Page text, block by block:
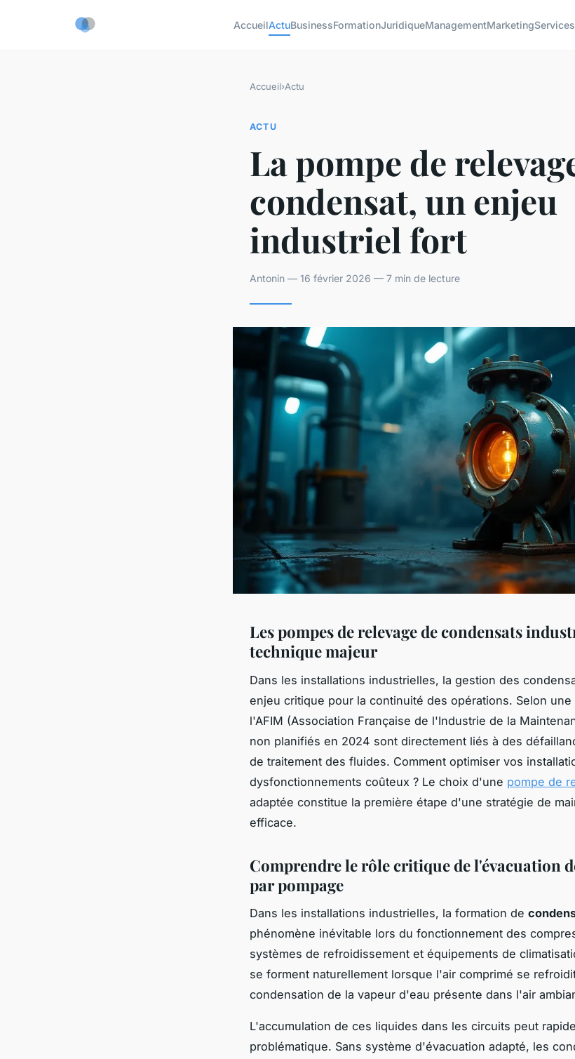
AccueilActuBusinessFormationJuridiqueManagementMarketingServices
Accueil›Actu
ACTU
La pompe de
condensat, un enjeu
industriel fort
Antonin — 16 février 2026 — 7 min de lecture
Les pompes de relevage de condensats
technique majeur
Dans les installations industrielles, la gestion des
enjeu critique pour la continuité des opérations. Selon
l'AFIM (Association Française de l'Industrie de la
non planifiés en 2024 sont directement liés à des
de traitement des fluides. Comment optimiser vos
dysfonctionnements coûteux ? Le choix d'une pompe de
adaptée constitue la première étape d'une stratégie de
efficace.
Comprendre le rôle critique de l'évacuation
par pompage
Dans les installations industrielles, la formation de
phénomène inévitable lors du fonctionnement des
systèmes de refroidissement et équipements de
se forment naturellement lorsque l'air comprimé se
condensation de la vapeur d'eau présente dans l'air
L'accumulation de ces liquides dans les circuits peut
problématique. Sans système d'évacuation adapté, les